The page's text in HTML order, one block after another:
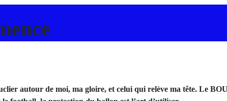
autour de moi, ma gloire, et celui qui relève ma tête. Le